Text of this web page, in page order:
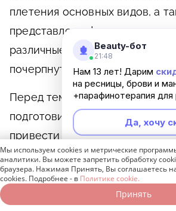
плетения основных видов, а
представлены фото,
различные варианты.
почерпнуть для себя что-то
Перед тем как начинать
подготовить все необходимые
привести в порядок волосы.
Можете воспользоваться
средствами в виде мусса
Либо сбрызните волосы
Beauty-бот
21:48
Нам 13 лет! Дарим
на ресницы, брови и
+парафинотерапия для
Да, хочу
Мы используем cookies и метрические
аналитики. Вы можете запретить обработку
браузера. Нажимая Принять, Вы соглашаетесь
cookies. Подробнее - в Политике cookie.
Принять